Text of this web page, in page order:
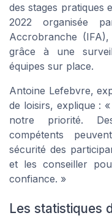
des stages pratiques
2022 organisée
Accrobranche
grâce à une
équipes sur place.
Antoine Lefebvre,
de loisirs, explique :
notre priorité.
compétents
sécurité des
et les conseiller
confiance. »
Les statistiques